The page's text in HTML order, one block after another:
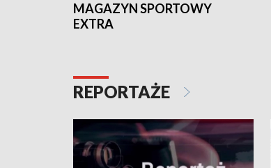
MAGAZYN SPORTOWY
EXTRA
REPORTAŻE